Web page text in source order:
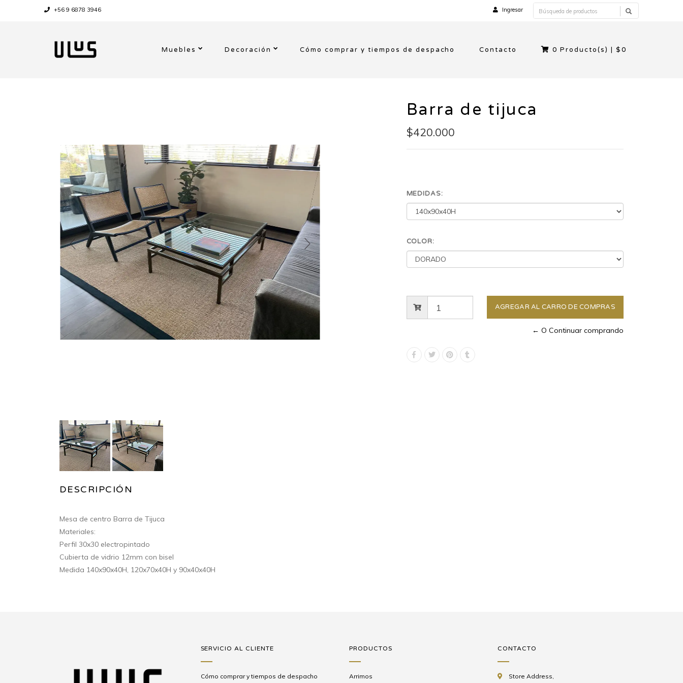
+56 9 6878 3946 Ingresar
Muebles Decoración Cómo comprar y tiempos de despacho Contacto 0 Producto(s) |$0
DESCRIPCIÓN
Mesa de centro Barra de Tijuca
Materiales:
Perfil 30x30 electropintado
Cubierta de vidrio 12mm con bisel
Medida 140x90x40H, 120x70x40H y 90x40x40H
Barra de tijuca
$420.000
MEDIDAS:
COLOR:
← O Continuar comprando
SERVICIO AL CLIENTE
Cómo comprar y tiempos de despacho
PRODUCTOS
Arrimos
CONTACTO
Store Address,